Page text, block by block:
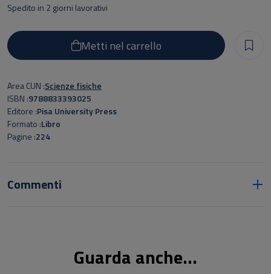
Metti nel carrello
Spedito in 2 giorni lavorativi
Area CUN Scienze fisiche
ISBN 9788833393025
Editore Pisa University Press
Formato Libro
Pagine 224
Commenti
Guarda anche...